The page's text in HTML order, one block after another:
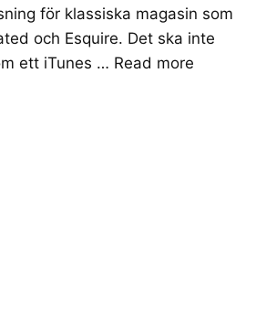
för klassiska magasin som
och Esquire. Det ska inte
ett iTunes … Read more